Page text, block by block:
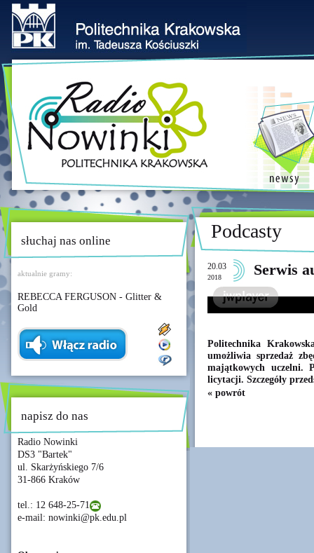
słuchaj nas online
aktualnie gramy:
REBECCA FERGUSON - Glitter &
Gold
napisz do nas
Radio Nowinki
DS3 "Bartek"
ul. Skarżyńskiego 7/6
31-866 Kraków
tel.: 12 648-25-71
e-mail: nowinki@pk.edu.pl
Podcasty
20.03
2018 Serwis
Politechnika
umożliwia sprzedaż
majątkowych uczelni.
licytacji. Szczegóły
« powrót